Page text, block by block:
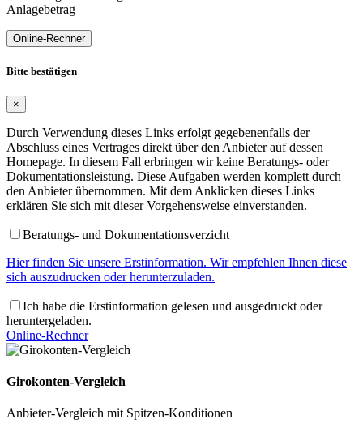
Anlagebetrag
Online-Rechner
Bitte bestätigen
×
Durch Verwendung dieses Links erfolgt gegebenenfalls der
Abschluss eines Vertrages direkt über den Anbieter auf dessen
Homepage. In diesem Fall erbringen wir keine Beratungs- oder
Dokumentationsleistung. Diese Aufgaben werden komplett durch
den Anbieter übernommen. Mit dem Anklicken dieses Links
erklären Sie sich mit dieser Vorgehensweise einverstanden.
Beratungs- und Dokumentationsverzicht
Hier finden Sie unsere Erstinformation. Wir empfehlen Ihnen diese
sich auszudrucken oder herunterzuladen.
Ich habe die Erstinformation gelesen und ausgedruckt oder
heruntergeladen.
Online-Rechner
Girokonten-Vergleich
Anbieter-Vergleich mit Spitzen-Konditionen